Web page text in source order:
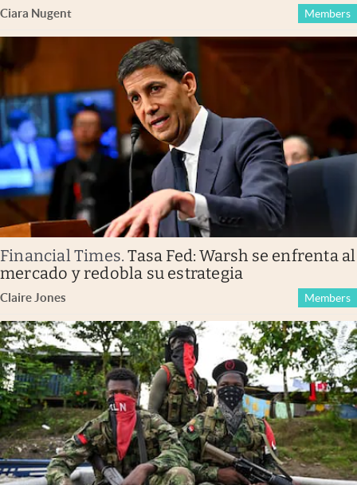
Ciara Nugent Members
Financial Times.Tasa Fed: Warsh se enfrenta al
mercado y redobla su estrategia
Claire Jones Members